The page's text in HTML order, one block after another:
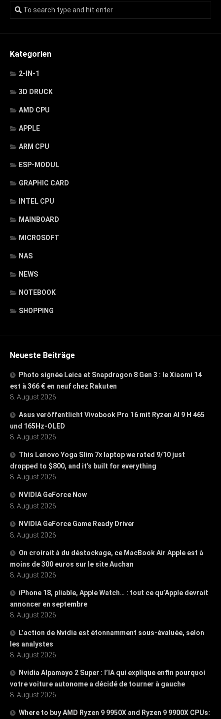
Kategorien
2-IN-1
3D DRUCK
AMD CPU
APPLE
ARM CPU
ESP-MODUL
GRAPHIC CARD
INTEL CPU
MAINBOARD
MICROSOFT
NAS
NEWS
NOTEBOOK
SHOPPING
Neueste Beiträge
Photo signée Leica et Snapdragon 8 Gen 3 : le Xiaomi 14
est à 366 € en neuf chez Rakuten
8. August 2026
Asus veröffentlicht Vivobook Pro 16 mit Ryzen AI 9 H 465
und 165Hz-OLED
8. August 2026
This Lenovo Yoga Slim 7x laptop we rated 9/10 just
dropped to $800, and it’s built for everything
8. August 2026
NVIDIA GeForce Now
8. August 2026
NVIDIA GeForce Game Ready Driver
8. August 2026
On croirait à du déstockage, ce MacBook Air Apple est à
moins de 300 euros sur le site Auchan
8. August 2026
iPhone 18, pliable, Apple Watch… : tout ce qu’Apple devrait
annoncer en septembre
8. August 2026
L’action de Nvidia est étonnamment sous-évaluée, selon
les analystes
8. August 2026
Nvidia Alpamayo 2 Super : l’IA qui explique enfin pourquoi
votre voiture autonome a décidé de tourner à gauche
8. August 2026
Where to buy AMD Ryzen 9 9950X and Ryzen 9 9900X CPUs: